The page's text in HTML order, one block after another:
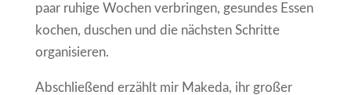
paar ruhige Wochen verbringen, gesundes Essen
kochen, duschen und die nächsten Schritte
organisieren.
Abschließend erzählt mir Makeda, ihr großer